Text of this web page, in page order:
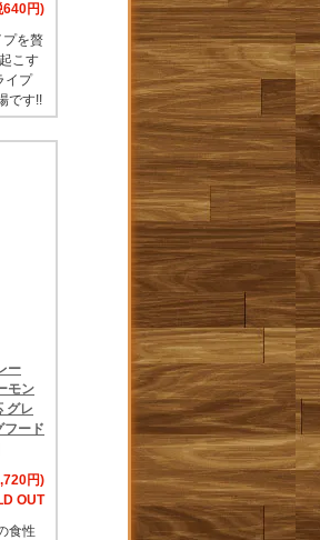
640円)
プを贅
こす
イプ
です!!
ー
モン
グレ
フード
円)
OUT
食性